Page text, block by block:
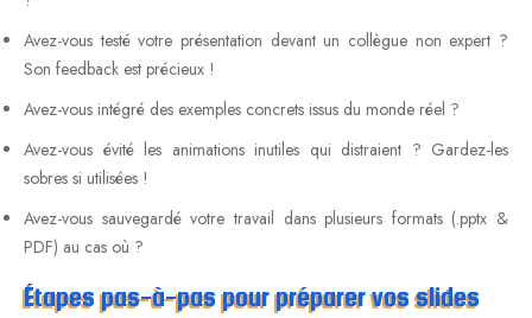
Avez-vous testé votre présentation devant un collègue non expert ?
Son feedback est précieux !
Avez-vous intégré des exemples concrets issus du monde réel ?
Avez-vous évité les animations inutiles qui distraient ? Gardez-les
sobres si utilisées !
Avez-vous sauvegardé votre travail dans plusieurs formats (.pptx &
PDF) au cas où ?
Étapes pas-à-pas pour préparer vos slides